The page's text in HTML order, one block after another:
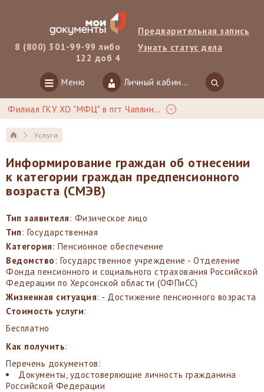
8 (800) 301-99-99 либо
122 доб 4
Предварительная запись
Узнать статус дела
Меню Личный кабинет
Филиал ГКУ ХО "МФЦ" в пгт Чаплинка
Услуги
Информирование граждан об отнесении
к категории граждан предпенсионного
возраста (СМЭВ)
Тип заявителя: Физическое лицо
Тип: Государственная
Категория: Пенсионное обеспечение
Ведомство: Государственное учреждение - Отделение
Фонда пенсионного и социального страхования Российской
Федерации по Херсонской области (ОФПиСС)
Жизненная ситуация: - Достижение пенсионного возраста
Стоимость услуги:
Бесплатно
Как получить:
Перечень документов:
Документы, удостоверяющие личность гражданина
Российской Федерации